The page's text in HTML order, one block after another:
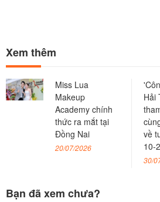
Xem thêm
Miss Lua
Makeup
Academy chính
thức ra mắt tại
Đồng Nai
20/07/2026
Hải
về
10-
30/
Bạn đã xem chưa?